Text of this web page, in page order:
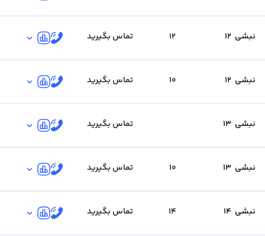
نبشی 12
12 تماس بگیرید
نبشی 12
10 تماس بگیرید
نبشی 13 تماس بگیرید
نبشی 13
10 تماس بگیرید
نبشی 14
14 تماس بگیرید